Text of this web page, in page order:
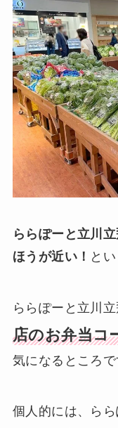
ららぽーと立川
ほうが近い！ と
ららぽーと立川
店のお弁当コ
気になるところで
個人的には、ら